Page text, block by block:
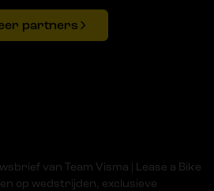
partners
van Team Visma | Lease a Bike
op wedstrijden, exclusieve